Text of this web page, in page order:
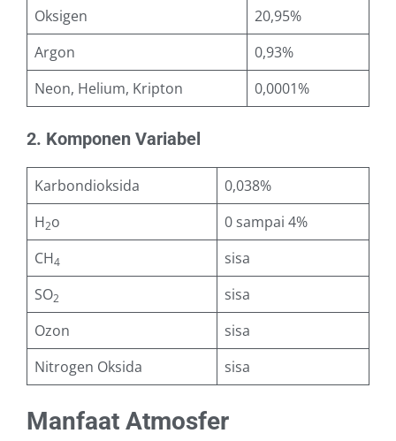
Oksigen
20,95%
Argon
0,93%
Neon, Helium, Kripton
0,0001%
2. Komponen Variabel
Karbondioksida
0,038%
H2o
0 sampai 4%
CH4
sisa
SO2
sisa
Ozon
sisa
Nitrogen Oksida
sisa
Manfaat Atmosfer